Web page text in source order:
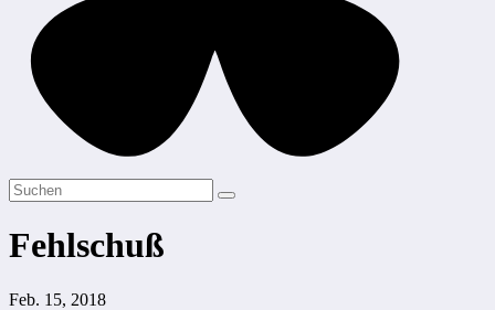
Fehlschuß
Feb. 15, 2018